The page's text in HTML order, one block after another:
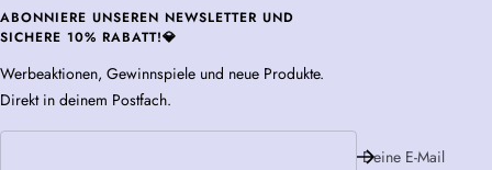
ABONNIERE UNSEREN NEWSLETTER UND
SICHERE 10% RABATT!💎
Werbeaktionen, Gewinnspiele und neue Produkte.
Direkt in deinem Postfach.
Deine E-Mail